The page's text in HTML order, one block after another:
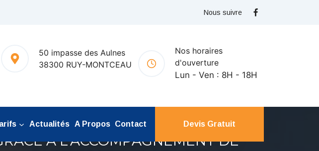
Nous suivre
50 impasse des Aulnes
38300 RUY-MONTCEAU
Nos horaires
d'ouverture
Lun - Ven : 8H - 18H
Actualités A Propos Contact Devis Gratuit
À L’ACCOMPAGNEMENT DE